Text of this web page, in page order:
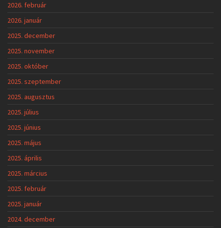
2026. február
2026. január
2025. december
2025. november
2025. október
2025. szeptember
2025. augusztus
2025. július
2025. június
2025. május
2025. április
2025. március
2025. február
2025. január
2024. december